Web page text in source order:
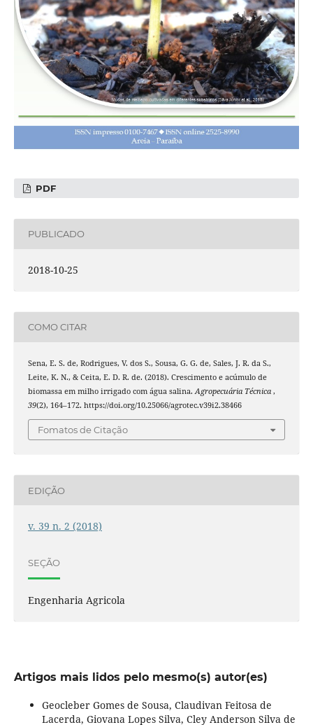
PDF
PUBLICADO
2018-10-25
COMO CITAR
Sena, E. S. de, Rodrigues, V. dos S., Sousa, G. G. de, Sales, J. R. da S.,
Leite, K. N., & Ceita, E. D. R. de. (2018). Crescimento e acúmulo de
biomassa em milho irrigado com água salina.Agropecuária Técnica ,
39(2), 164–172. https://doi.org/10.25066/agrotec.v39i2.38466
Fomatos de Citação
EDIÇÃO
v. 39 n. 2 (2018)
SEÇÃO
Engenharia Agricola
Artigos mais lidos pelo mesmo(s) autor(es)
Geocleber Gomes de Sousa, Claudivan Feitosa de
Lacerda, Giovana Lopes Silva, Cley Anderson Silva de